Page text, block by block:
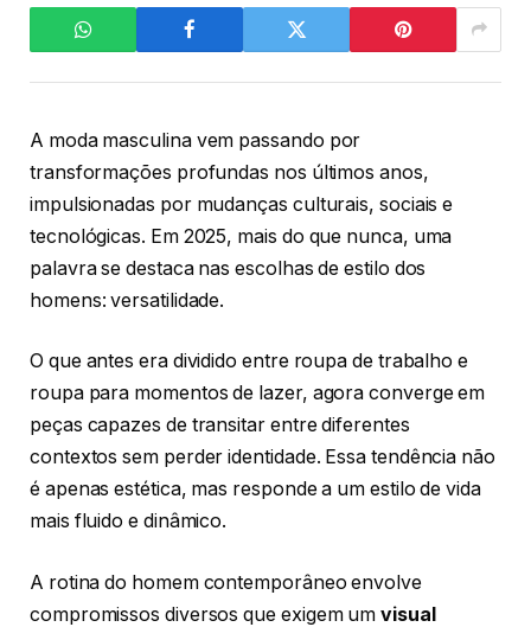
A moda masculina vem passando por
transformações profundas nos últimos anos,
impulsionadas por mudanças culturais, sociais e
tecnológicas. Em 2025, mais do que nunca, uma
palavra se destaca nas escolhas de estilo dos
homens: versatilidade.
O que antes era dividido entre roupa de trabalho e
roupa para momentos de lazer, agora converge em
peças capazes de transitar entre diferentes
contextos sem perder identidade. Essa tendência não
é apenas estética, mas responde a um estilo de vida
mais fluido e dinâmico.
A rotina do homem contemporâneo envolve
compromissos diversos que exigem um visual